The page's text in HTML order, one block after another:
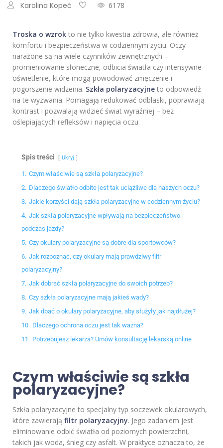
Karolina Kopeć 6178
Troska o wzrok to nie tylko kwestia zdrowia, ale również
komfortu i bezpieczeństwa w codziennym życiu. Oczy
narażone są na wiele czynników zewnętrznych –
promieniowanie słoneczne, odbicia światła czy intensywne
oświetlenie, które mogą powodować zmęczenie i
pogorszenie widzenia. Szkła polaryzacyjne to odpowiedź
na te wyzwania. Pomagają redukować odblaski, poprawiają
kontrast i pozwalają widzieć świat wyraźniej – bez
oślepiających refleksów i napięcia oczu.
Spis treści Ukryj
1. Czym właściwie są szkła polaryzacyjne?
2. Dlaczego światło odbite jest tak uciążliwe dla naszych oczu?
3. Jakie korzyści dają szkła polaryzacyjne w codziennym życiu?
4. Jak szkła polaryzacyjne wpływają na bezpieczeństwo
podczas jazdy?
5. Czy okulary polaryzacyjne są dobre dla sportowców?
6. Jak rozpoznać, czy okulary mają prawdziwy filtr
polaryzacyjny?
7. Jak dobrać szkła polaryzacyjne do swoich potrzeb?
8. Czy szkła polaryzacyjne mają jakieś wady?
9. Jak dbać o okulary polaryzacyjne, aby służyły jak najdłużej?
10. Dlaczego ochrona oczu jest tak ważna?
11. Potrzebujesz lekarza? Umów konsultację lekarską online
Czym właściwie są szkła
polaryzacyjne?
Szkła polaryzacyjne to specjalny typ soczewek okularowych,
które zawierają filtr polaryzacyjny. Jego zadaniem jest
eliminowanie odbić światła od poziomych powierzchni,
takich jak woda, śnieg czy asfalt. W praktyce oznacza to, że